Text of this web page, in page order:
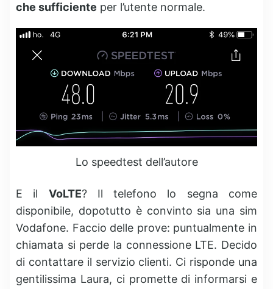
che sufficiente per l’utente normale.
Lo speedtest dell’autore
E il VoLTE? Il telefono lo segna come
disponibile, dopotutto è convinto sia una sim
Vodafone. Faccio delle prove: puntualmente in
chiamata si perde la connessione LTE. Decido
di contattare il servizio clienti. Ci risponde una
gentilissima Laura, ci promette di informarsi e